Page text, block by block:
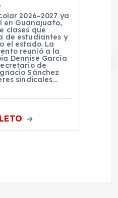
2026–2027 ya
en Guanajuato,
clases que
de estudiantes y
el estado. La
reunió a la
Dennise García
de
Sánchez
sindicales…